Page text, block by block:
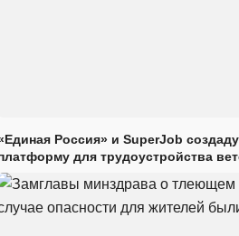
Россия» и SuperJob
для трудоустройства